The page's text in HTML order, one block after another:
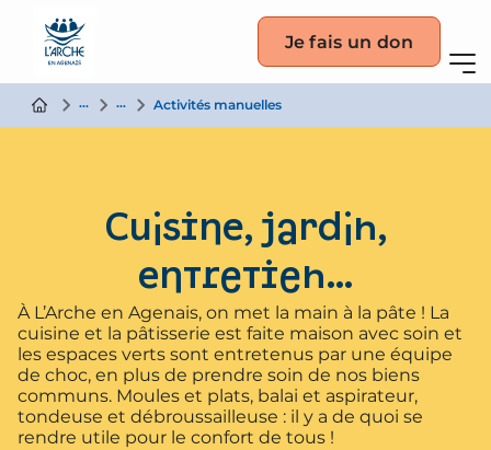
Je fais un don
La vie partagée
Nos activitésActivités manuelles
Cuisine, jardin,
entretien…
À L’Arche en Agenais, on met la main à la pâte ! La
cuisine et la pâtisserie est faite maison avec soin et
les espaces verts sont entretenus par une équipe
de choc, en plus de prendre soin de nos biens
communs. Moules et plats, balai et aspirateur,
tondeuse et débroussailleuse : il y a de quoi se
rendre utile pour le confort de tous !